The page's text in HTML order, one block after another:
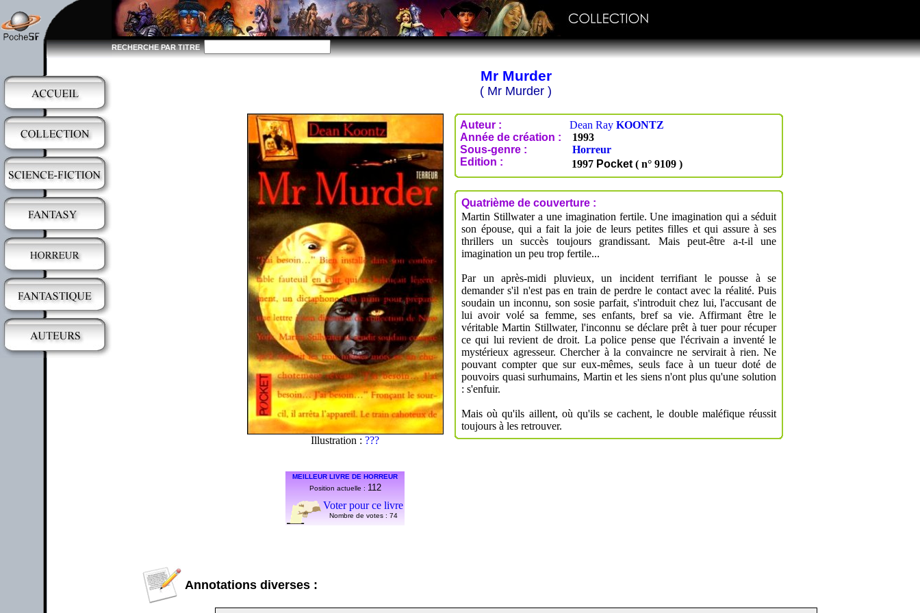
RECHERCHE PAR TITRE
Mr Murder
( Mr Murder )
Illustration : ???
MEILLEUR LIVRE DE HORREUR
Position actuelle : 112
Voter pour ce livre
Nombre de votes : 74
Auteur : Dean Ray KOONTZ
Année de création :
1993
Sous-genre :
Horreur
Edition :
1997 Pocket ( n° 9109 )
Quatrième de couverture :
Martin Stillwater a une imagination fertile. Une imagination qui a séduit
son épouse, qui a fait la joie de leurs petites filles et qui assure à ses
thrillers un succès toujours grandissant. Mais peut-être a-t-il une
imagination un peu trop fertile...
Par un après-midi pluvieux, un incident terrifiant le pousse à se
demander s'il n'est pas en train de perdre le contact avec la réalité. Puis
soudain un inconnu, son sosie parfait, s'introduit chez lui, l'accusant de
lui avoir volé sa femme, ses enfants, bref sa vie. Affirmant être le
véritable Martin Stillwater, l'inconnu se déclare prêt à tuer pour récuper
ce qui lui revient de droit. La police pense que l'écrivain a inventé le
mystérieux agresseur. Chercher à la convaincre ne servirait à rien. Ne
pouvant compter que sur eux-mêmes, seuls face à un tueur doté de
pouvoirs quasi surhumains, Martin et les siens n'ont plus qu'une solution
: s'enfuir.
Mais où qu'ils aillent, où qu'ils se cachent, le double maléfique réussit
toujours à les retrouver.
Annotations diverses :